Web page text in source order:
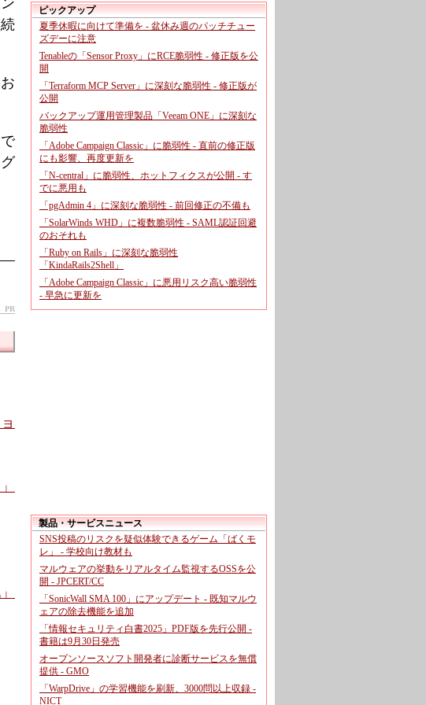
PR
ピックアップ
夏季休暇に向けて準備を - 盆休み週のパッチチュー
ズデーに注意
Tenableの「Sensor Proxy」にRCE脆弱性 - 修正版を公
開
「Terraform MCP Server」に深刻な脆弱性 - 修正版が
公開
バックアップ運用管理製品「Veeam ONE」に深刻な
脆弱性
「Adobe Campaign Classic」に脆弱性 - 直前の修正版
にも影響、再度更新を
「N-central」に脆弱性、ホットフィクスが公開 - す
でに悪用も
「pgAdmin 4」に深刻な脆弱性 - 前回修正の不備も
「SolarWinds WHD」に複数脆弱性 - SAML認証回避
のおそれも
「Ruby on Rails」に深刻な脆弱性
「KindaRails2Shell」
「Adobe Campaign Classic」に悪用リスク高い脆弱性
- 早急に更新を
製品・サービスニュース
SNS投稿のリスクを疑似体験できるゲーム「ばくモ
レ」 - 学校向け教材も
マルウェアの挙動をリアルタイム監視するOSSを公
開 - JPCERT/CC
「SonicWall SMA 100」にアップデート - 既知マルウ
ェアの除去機能を追加
「情報セキュリティ白書2025」PDF版を先行公開 -
書籍は9月30日発売
オープンソースソフト開発者に診断サービスを無償
提供 - GMO
「WarpDrive」の学習機能を刷新、3000問以上収録 -
NICT